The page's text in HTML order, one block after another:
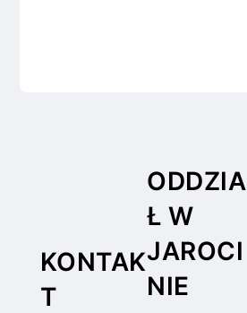
KONTAK
T
ODDZIA
Ł W
JAROCI
NIE